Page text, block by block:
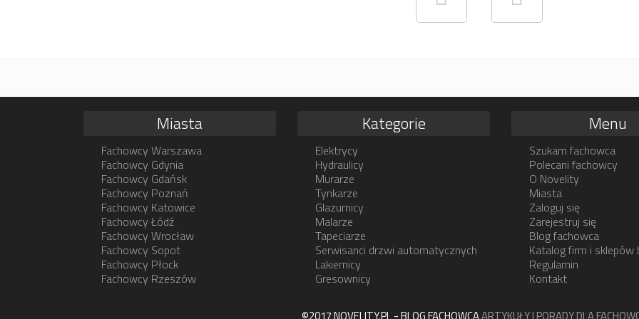
Miasta
Fachowcy Warszawa
Fachowcy Gdynia
Fachowcy Gdańsk
Fachowcy Poznań
Fachowcy Katowice
Fachowcy Łódź
Fachowcy Wrocław
Fachowcy Sopot
Fachowcy Płock
Fachowcy Rzeszów
Kategorie
Elektrycy
Hydraulicy
Murarze
Tynkarze
Glazurnicy
Malarze
Tapeciarze
Serwisanci drzwi automatycznych
Lakiernicy
Gresownicy
Menu
Szukam fachowca
Polecani fachowcy
O Novelity
Miasta
Zaloguj się
Zarejestruj się
Blog fachowca
Katalog firm i sklepów
Regulamin
Kontakt